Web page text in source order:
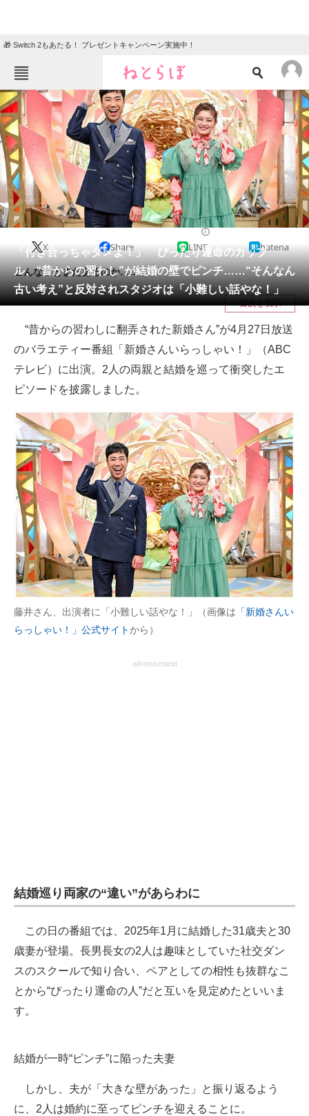
🎁 Switch 2もあたる！ プレゼントキャンペーン実施中！
ねとらぼメニュー
TOP ニュース
エンタメ クイズ
グルメ 地域
住まい 教育・育児
動物 リサーチ
会員記事
メディア
注目記事を集めた総合ページ
ITの今と未来を見通す
スマホと通信の最新トレンド
進化するPCとデバイスの未来
好きが集まる 比べて選べる
ビジネスと働き方のヒント
AI活用のいまが分かる
企業ITのトレンドを詳説
経営リーダーのコミュニティ
マーケ×ITの今がよく分かる
ITエンジニア向け専門サイト
企業向けIT製品の総合サイト
IT製品の技術・比較・事例
「付き合っちゃダメよ！」 ぴったり運命のカップ
ル、“昔からの習わし”が結婚の壁でピンチ……“そんなん
古い考え”と反対されスタジオは「小難しい話やな！」
X Share LINE hatena
こんなことまだあるのか……。
目次を表示
“昔からの習わしに翻弄された新婚さん”が4月27日放送
のバラエティー番組「新婚さんいらっしゃい！」（ABC
テレビ）に出演。2人の両親と結婚を巡って衝突したエ
ピソードを披露しました。
藤井さん、出演者に「小難しい話やな！」（画像は 「新婚さんい
らっしゃい！」公式サイトから）
advertisement
結婚巡り両家の“違い”があらわに
この日の番組では、2025年1月に結婚した31歳夫と30
歳妻が登場。長男長女の2人は趣味としていた社交ダン
スのスクールで知り合い、ペアとしての相性も抜群なこ
とから“ぴったり運命の人”だと互いを見定めたといいま
す。
結婚が一時“ピンチ”に陥った夫妻
しかし、夫が「大きな壁があった」と振り返るよう
に、2人は婚約に至ってピンチを迎えることに。